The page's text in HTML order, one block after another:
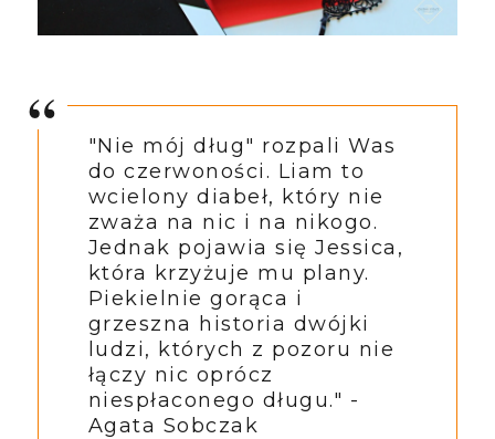
"Nie mój dług" rozpali Was
do czerwoności. Liam to
wcielony diabeł, który nie
zważa na nic i na nikogo.
Jednak pojawia się Jessica,
która krzyżuje mu plany.
Piekielnie gorąca i
grzeszna historia dwójki
ludzi, których z pozoru nie
łączy nic oprócz
niespłaconego długu." -
Agata Sobczak